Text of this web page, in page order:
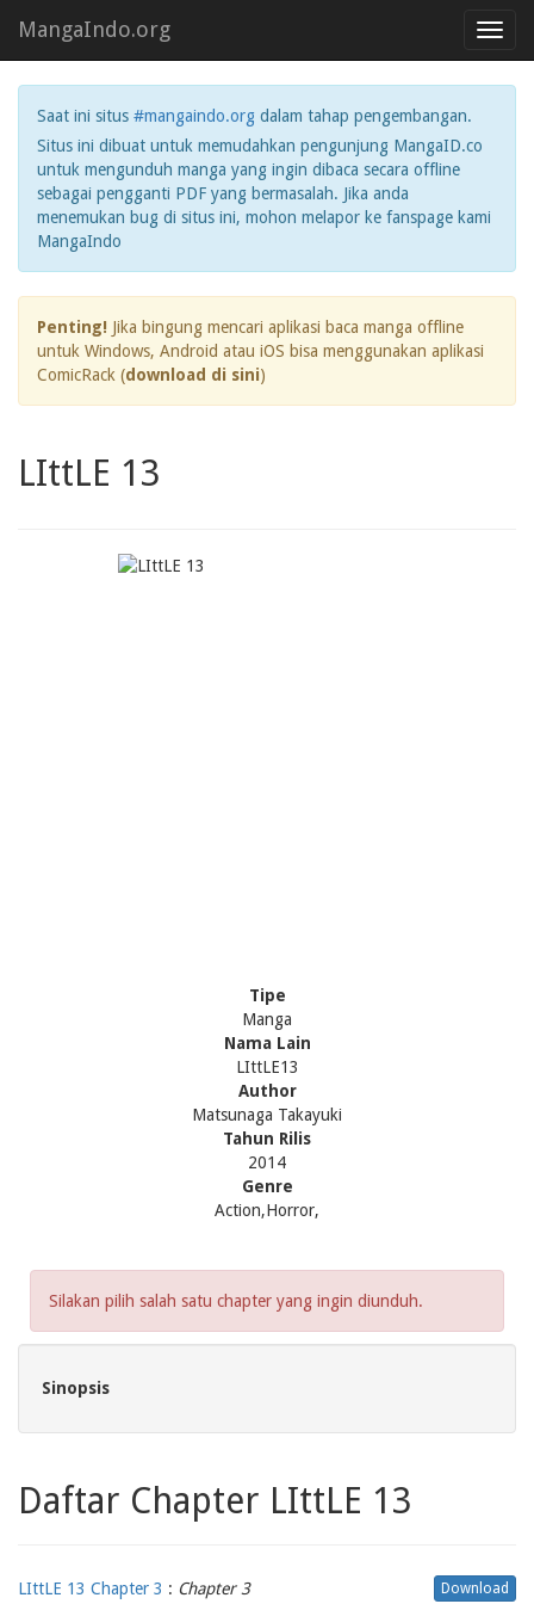
MangaIndo.org
Saat ini situs #mangaindo.org dalam tahap pengembangan.
Situs ini dibuat untuk memudahkan pengunjung MangaID.co
untuk mengunduh manga yang ingin dibaca secara offline
sebagai pengganti PDF yang bermasalah. Jika anda
menemukan bug di situs ini, mohon melapor ke fanspage kami
MangaIndo
Penting! Jika bingung mencari aplikasi baca manga offline
untuk Windows, Android atau iOS bisa menggunakan aplikasi
ComicRack (download di sini)
LIttLE 13
Tipe
Manga
Nama Lain
LIttLE13
Author
Matsunaga Takayuki
Tahun Rilis
2014
Genre
Action,Horror,
Silakan pilih salah satu chapter yang ingin diunduh.
Sinopsis
Daftar Chapter LIttLE 13
LIttLE 13 Chapter 3 : Chapter 3 Download